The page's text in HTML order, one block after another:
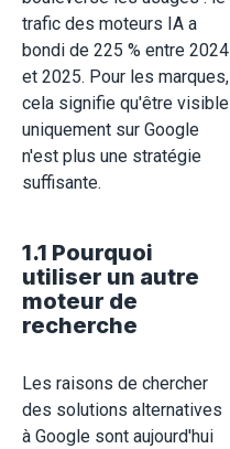
trafic des moteurs IA a
bondi de 225 % entre 2024
et 2025. Pour les marques,
cela signifie qu'être visible
uniquement sur Google
n'est plus une stratégie
suffisante.
1.1 Pourquoi
utiliser un autre
moteur de
recherche
Les raisons de chercher
des solutions alternatives
à Google sont aujourd'hui